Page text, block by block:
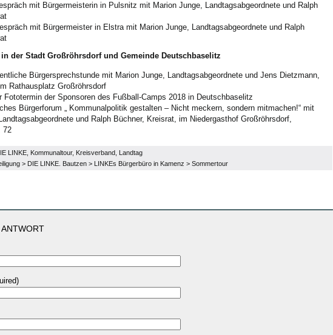
mit Bürgermeisterin in Pulsnitz mit Marion Junge, Landtagsabgeordnete und Ralph
mit Bürgermeister in Elstra mit Marion Junge, Landtagsabgeordnete und Ralph
in der Stadt Großröhrsdorf und Gemeinde Deutschbaselitz
Bürgersprechstunde mit Marion Junge, Landtagsabgeordnete und Jens Dietzmann,
Rathausplatz Großröhrsdorf
Fototermin der Sponsoren des Fußball-Camps 2018 in Deutschbaselitz
Bürgerforum „ Kommunalpolitik gestalten – Nicht meckern, sondern mitmachen!“ mit
und Ralph Büchner, Kreisrat, im Niedergasthof Großröhrsdorf,
72
LINKE Kommunaltour, Kreisverband Landtag
> DIE LINKE. Bautzen > LINKEs Bürgerbüro in Kamenz > Sommertour